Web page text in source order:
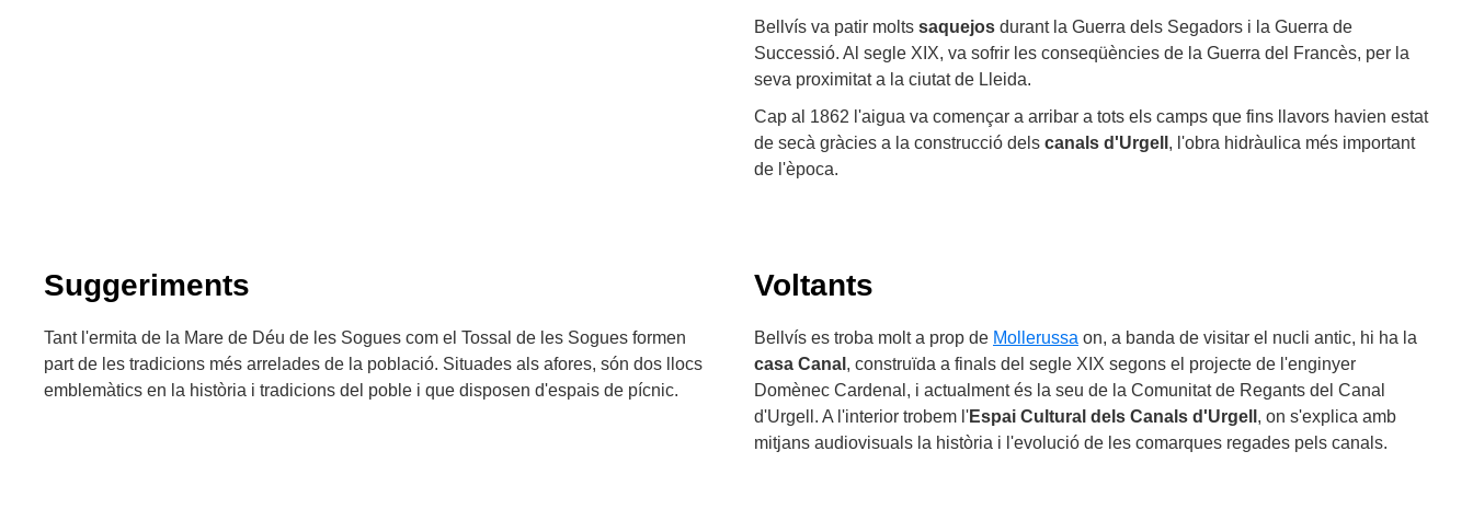
Bellvís va patir molts saquejos durant la Guerra dels Segadors i la Guerra de
Successió. Al segle XIX, va sofrir les conseqüències de la Guerra del Francès, per la
seva proximitat a la ciutat de Lleida.
Cap al 1862 l'aigua va començar a arribar a tots els camps que fins llavors havien estat
de secà gràcies a la construcció dels canals d'Urgell , l'obra hidràulica més important
de l'època.
Suggeriments
Tant l'ermita de la Mare de Déu de les Sogues com el Tossal de les Sogues formen
part de les tradicions més arrelades de la població. Situades als afores, són dos llocs
emblemàtics en la història i tradicions del poble i que disposen d'espais de pícnic.
Voltants
Bellvís es troba molt a prop de Mollerussa on, a banda de visitar el nucli antic, hi ha la
casa Canal , construïda a finals del segle XIX segons el projecte de l'enginyer
Domènec Cardenal, i actualment és la seu de la Comunitat de Regants del Canal
d'Urgell. A l'interior trobem l'Espai Cultural dels Canals d'Urgell , on s'explica amb
mitjans audiovisuals la història i l'evolució de les comarques regades pels canals.